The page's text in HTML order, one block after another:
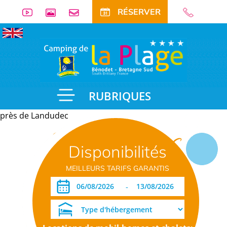
RÉSERVER
RUBRIQUES
Disponibilités
MEILLEURS TARIFS GARANTIS
-
près de Landudec
Informations
pratiques